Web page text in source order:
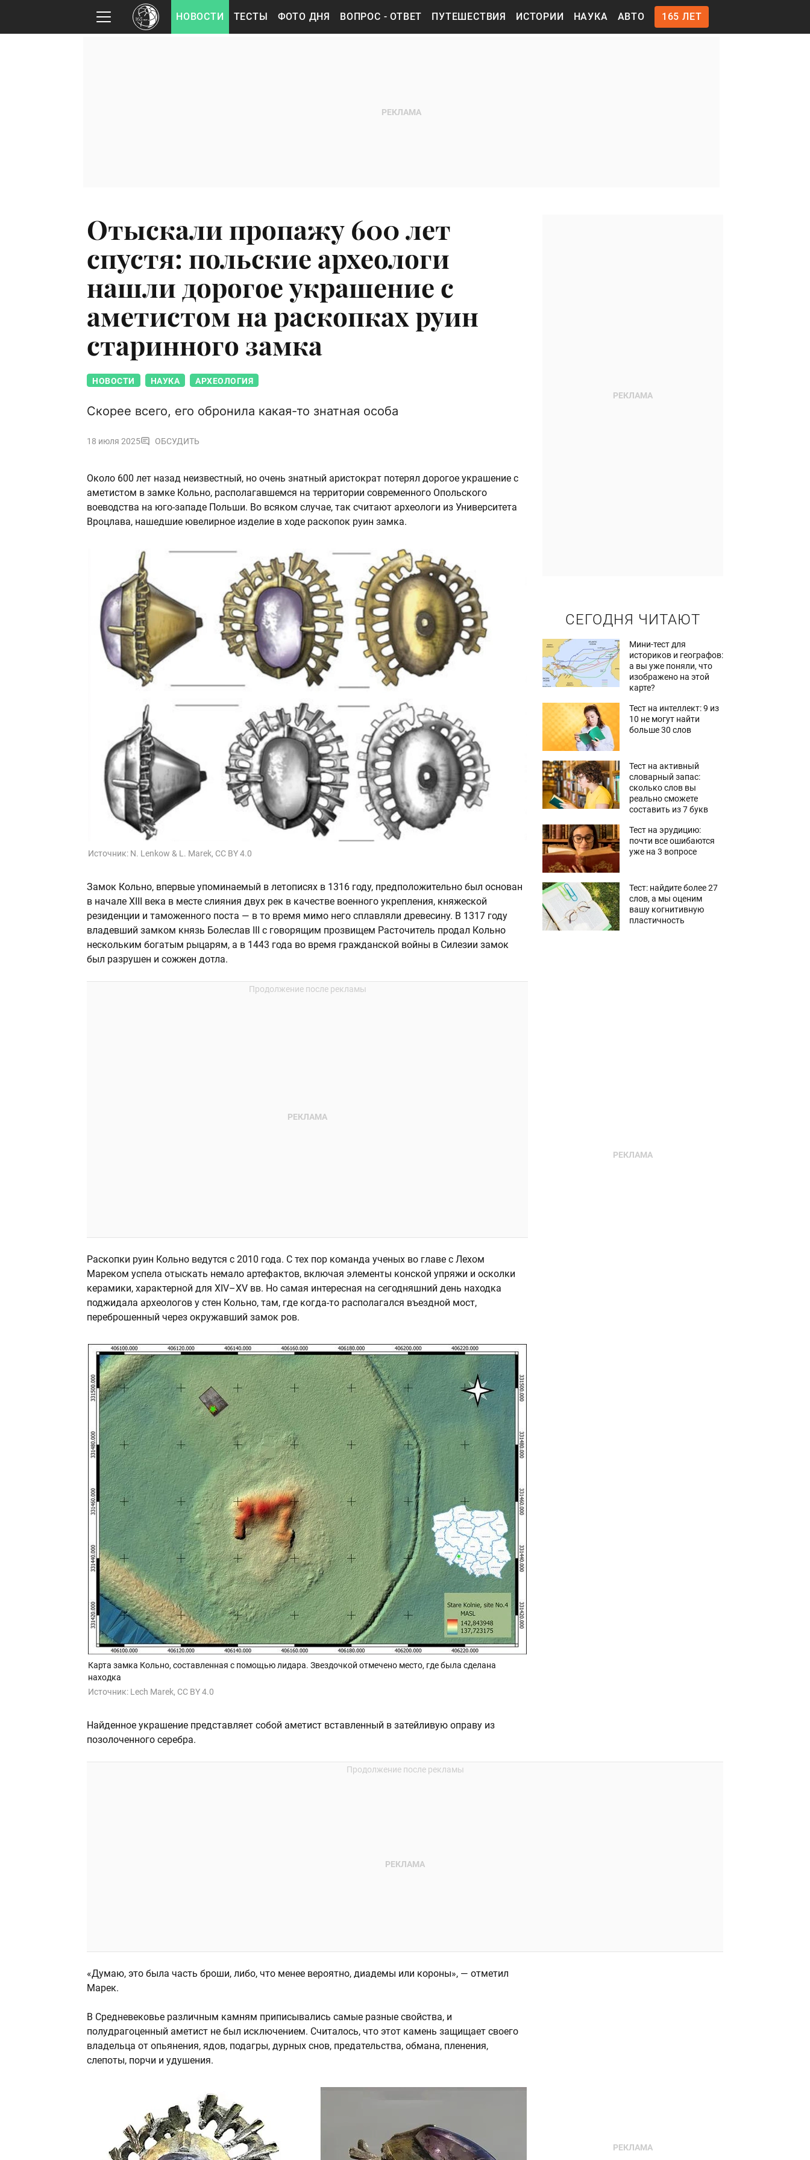
НОВОСТИ ТЕСТЫ ФОТО ДНЯ ВОПРОС - ОТВЕТ ПУТЕШЕСТВИЯ ИСТОРИИ НАУКА АВТО 165 ЛЕТ
Отыскали пропажу 600 лет
спустя: польские археологи
нашли дорогое украшение с
аметистом на раскопках руин
старинного замка
НОВОСТИ НАУКА АРХЕОЛОГИЯ
Скорее всего, его обронила какая-то знатная особа
18 июля 2025 ОБСУДИТЬ
Около 600 лет назад неизвестный, но очень знатный аристократ потерял дорогое украшение с
аметистом в замке Кольно, располагавшемся на территории современного Опольского
воеводства на юго-западе Польши. Во всяком случае, так считают археологи из Университета
Вроцлава, нашедшие ювелирное изделие в ходе раскопок руин замка.
Источник: N. Lenkow & L. Marek, CC BY 4.0
Замок Кольно, впервые упоминаемый в летописях в 1316 году, предположительно был основан
в начале XIII века в месте слияния двух рек в качестве военного укрепления, княжеской
резиденции и таможенного поста — в то время мимо него сплавляли древесину. В 1317 году
владевший замком князь Болеслав III с говорящим прозвищем Расточитель продал Кольно
нескольким богатым рыцарям, а в 1443 года во время гражданской войны в Силезии замок
был разрушен и сожжен дотла.
Раскопки руин Кольно ведутся с 2010 года. С тех пор команда ученых во главе с Лехом
Мареком успела отыскать немало артефактов, включая элементы конской упряжи и осколки
керамики, характерной для XIV–XV вв. Но самая интересная на сегодняшний день находка
поджидала археологов у стен Кольно, там, где когда-то располагался въездной мост,
переброшенный через окружавший замок ров.
Карта замка Кольно, составленная с помощью лидара. Звездочкой отмечено место, где была сделана
находка
Источник: Lech Marek, CC BY 4.0
Найденное украшение представляет собой аметист вставленный в затейливую оправу из
позолоченного серебра.
«Думаю, это была часть броши, либо, что менее вероятно, диадемы или короны», — отметил
Марек.
В Средневековье различным камням приписывались самые разные свойства, и
полудрагоценный аметист не был исключением. Считалось, что этот камень защищает своего
владельца от опьянения, ядов, подагры, дурных снов, предательства, обмана, пленения,
слепоты, порчи и удушения.
СЕГОДНЯ ЧИТАЮТ
Мини-тест для
историков и географов:
а вы уже поняли, что
изображено на этой
карте?
Тест на интеллект: 9 из
10 не могут найти
больше 30 слов
Тест на активный
словарный запас:
сколько слов вы
реально сможете
составить из 7 букв
Тест на эрудицию:
почти все ошибаются
уже на 3 вопросе
Тест: найдите более 27
слов, а мы оценим
вашу когнитивную
пластичность